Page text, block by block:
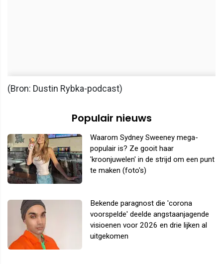
(Bron: Dustin Rybka-podcast)
Populair nieuws
Waarom Sydney Sweeney mega-
populair is? Ze gooit haar
'kroonjuwelen' in de strijd om een punt
te maken (foto's)
Bekende paragnost die 'corona
voorspelde' deelde angstaanjagende
visioenen voor 2026 en drie lijken al
uitgekomen